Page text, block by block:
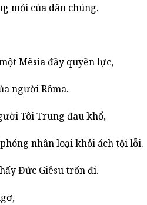
mỏi của dân chúng.
Mêsia đầy quyền lực,
người Rôma.
Tôi Trung đau khổ,
nhân loại khỏi ách tội lỗi.
Đức Giêsu trốn đi.